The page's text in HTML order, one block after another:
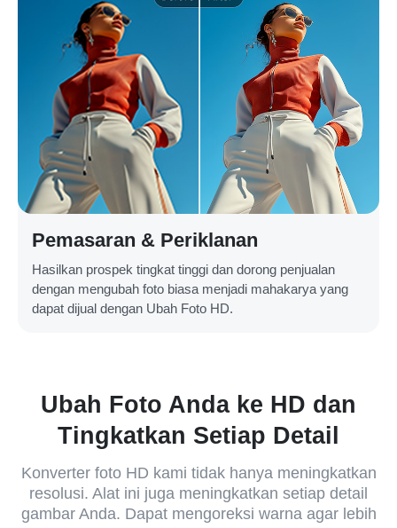
Pemasaran & Periklanan
Hasilkan prospek tingkat tinggi dan dorong penjualan
dengan mengubah foto biasa menjadi mahakarya yang
dapat dijual dengan Ubah Foto HD.
Ubah Foto Anda ke HD dan
Tingkatkan Setiap Detail
Konverter foto HD kami tidak hanya meningkatkan
resolusi. Alat ini juga meningkatkan setiap detail
gambar Anda. Dapat mengoreksi warna agar lebih